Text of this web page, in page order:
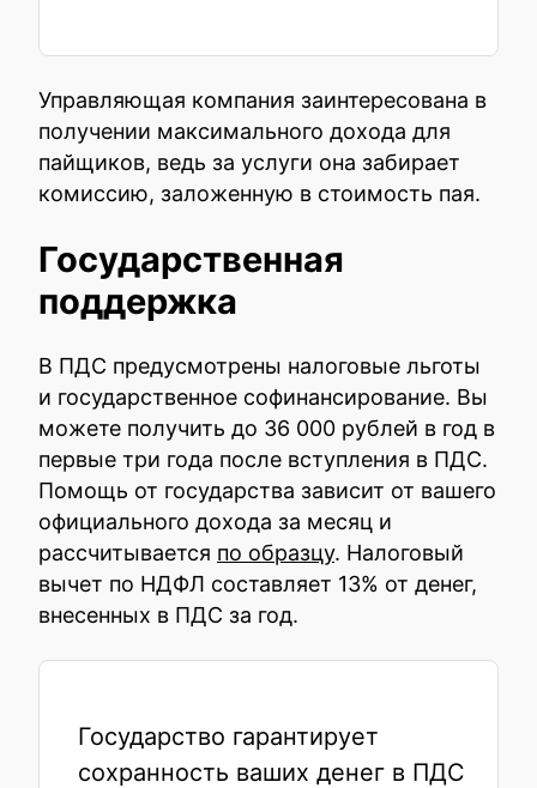
Управляющая компания заинтересована в
получении максимального дохода для
пайщиков, ведь за услуги она забирает
комиссию, заложенную в стоимость пая.
Государственная
поддержка
В ПДС предусмотрены налоговые льготы
и государственное софинансирование. Вы
можете получить до 36 000 рублей в год в
первые три года после вступления в ПДС.
Помощь от государства зависит от вашего
официального дохода за месяц и
рассчитывается по образцу. Налоговый
вычет по НДФЛ составляет 13% от денег,
внесенных в ПДС за год.
Государство гарантирует
сохранность ваших денег в ПДС